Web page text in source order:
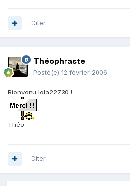
Citer
Théophraste
Posté(e) 12 février 2006
Bienvenu lola22730 !
Théo.
Citer